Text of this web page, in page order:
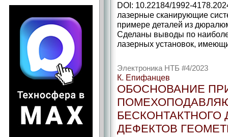
DOI: 10.22184/1992-
лазерные сканирующие
примере деталей из
Сделаны выводы по
лазерных установок,
Электроника НТБ #4/2023
К. Епифанцев
ОБОСНОВАНИЕ
БЕСКОНТАКТНОГО
ДЕФЕКТОВ